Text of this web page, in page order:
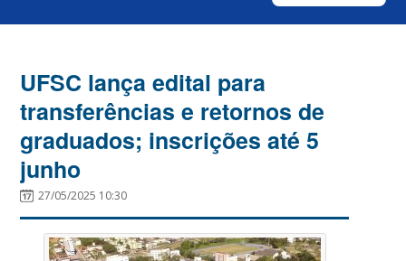
UFSC lança edital para
transferências e retornos de
graduados; inscrições até 5
junho
27/05/2025 10:30